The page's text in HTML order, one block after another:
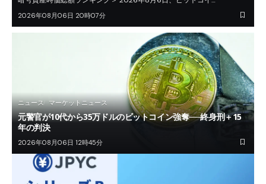
2026年08月06日 20時07分
ニュース マーケットニュース
元警官が10代から35万ドルのビットコイン強奪──終身刑＋15
年の判決
2026年08月06日 12時45分